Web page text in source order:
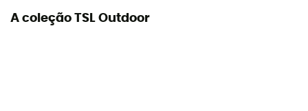
A coleção TSL Outdoor